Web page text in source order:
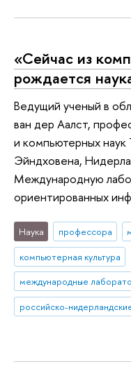
«Сейчас из
рождается
Ведущий ученый в
ван дер Аалст,
и компьютерных наук
Эйндховена,
Международную
ориентированных
Наука профессора
компьютерная культура
российско-